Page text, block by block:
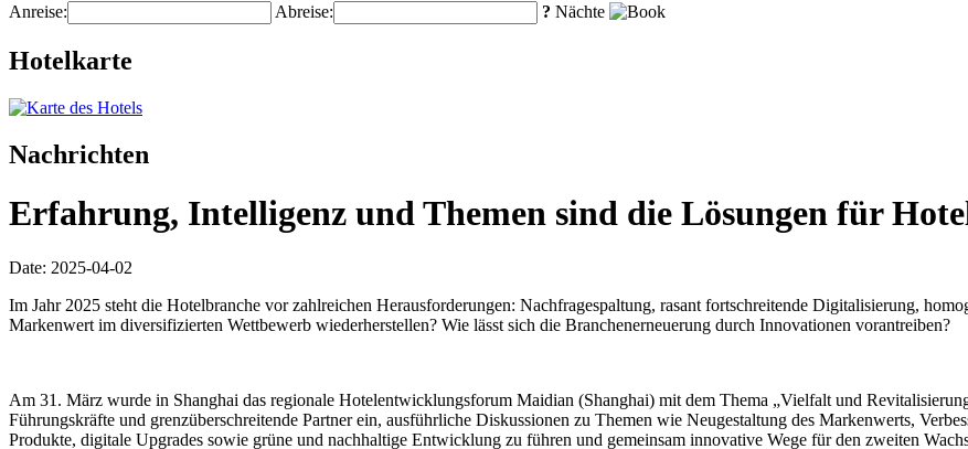
Anreise:
Abreise: ? Nächte
Hotelkarte
Nachrichten
Erfahrung, Intelligenz und Themen sind die Lösungen für
Date: 2025-04-02
Im Jahr 2025 steht die Hotelbranche vor zahlreichen Herausforderungen: Nachfragespaltung, rasant fortschreitende Digitalisierung,
Markenwert im diversifizierten Wettbewerb wiederherstellen? Wie lässt sich die Branchenerneuerung durch Innovationen vorantreiben?
Am 31. März wurde in Shanghai das regionale Hotelentwicklungsforum Maidian (Shanghai) mit dem Thema „Vielfalt und
Führungskräfte und grenzüberschreitende Partner ein, ausführliche Diskussionen zu Themen wie Neugestaltung des Markenwerts,
Produkte, digitale Upgrades sowie grüne und nachhaltige Entwicklung zu führen und gemeinsam innovative Wege für den zweiten